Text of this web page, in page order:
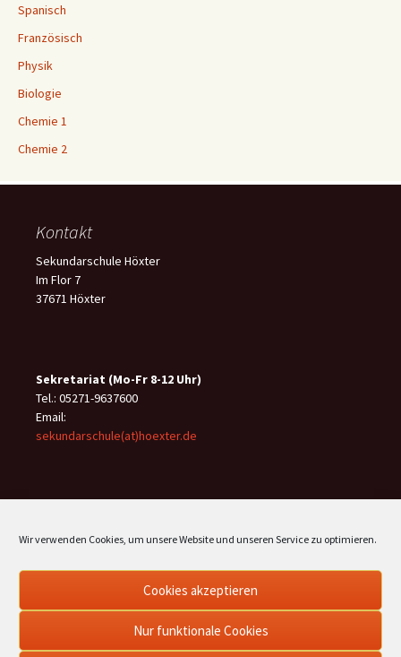
Wir verwenden Cookies, um unsere Website und unseren Service zu optimieren.
Cookies akzeptieren
Nur funktionale Cookies
Spanisch
Französisch
Physik
Biologie
Chemie 1
Chemie 2
Kontakt
Sekundarschule Höxter
Im Flor 7
37671 Höxter
Sekretariat (Mo-Fr 8-12 Uhr)
Tel.: 05271-9637600
Email:
sekundarschule(at)hoexter.de
Finden…